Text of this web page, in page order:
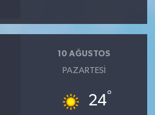
10 AĞUSTOS
PAZARTESI
24°